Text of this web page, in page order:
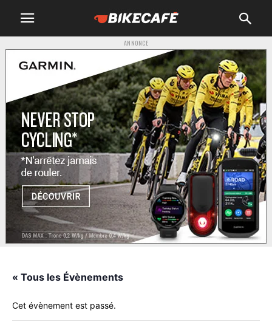
ANNONCE
« Tous les Évènements
Cet évènement est passé.